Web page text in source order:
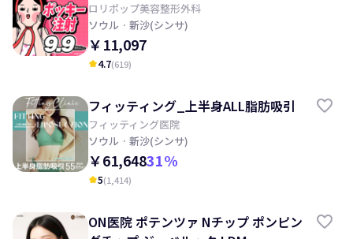
ロリポップ美容整形外科
ソウル · 新沙(シンサ)
￥11,097
kid_star4.7(619)
フィッティング_上半身ALL脂肪吸引
フィッティング医院
ソウル · 新沙(シンサ)
￥61,64831%
kid_star5(1,414)
ON医院 ポテンツァ Nチップ ポンピン